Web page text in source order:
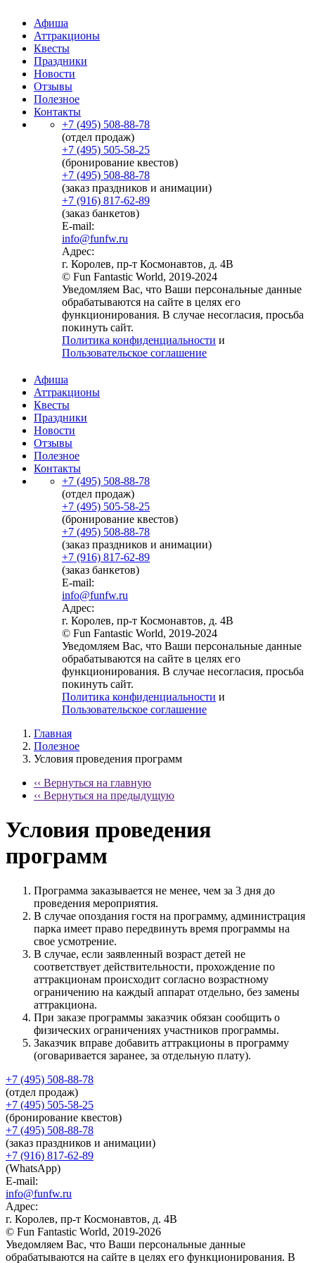
Афиша
Аттракционы
Квесты
Праздники
Новости
Отзывы
Полезное
Контакты
+7 (495) 508-88-78
(отдел продаж)
+7 (495) 505-58-25
(бронирование квестов)
+7 (495) 508-88-78
(заказ праздников и анимации)
+7 (916) 817-62-89
(заказ банкетов)
E-mail:
info@funfw.ru
Адрес:
г. Королев, пр-т Космонавтов, д. 4В
© Fun Fantastic World, 2019-2024
Уведомляем Вас, что Ваши персональные данные
обрабатываются на сайте в целях его
функционирования. В случае несогласия, просьба
покинуть сайт.
Политика конфиденциальности и
Пользовательское соглашение
Афиша
Аттракционы
Квесты
Праздники
Новости
Отзывы
Полезное
Контакты
+7 (495) 508-88-78
(отдел продаж)
+7 (495) 505-58-25
(бронирование квестов)
+7 (495) 508-88-78
(заказ праздников и анимации)
+7 (916) 817-62-89
(заказ банкетов)
E-mail:
info@funfw.ru
Адрес:
г. Королев, пр-т Космонавтов, д. 4В
© Fun Fantastic World, 2019-2024
Уведомляем Вас, что Ваши персональные данные
обрабатываются на сайте в целях его
функционирования. В случае несогласия, просьба
покинуть сайт.
Политика конфиденциальности и
Пользовательское соглашение
Главная
Полезное
Условия проведения программ
‹‹ Вернуться на главную
‹‹ Вернуться на предыдущую
Условия проведения
программ
Программа заказывается не менее, чем за 3 дня до
проведения мероприятия.
В случае опоздания гостя на программу, администрация
парка имеет право передвинуть время программы на
свое усмотрение.
В случае, если заявленный возраст детей не
соответствует действительности, прохождение по
аттракционам происходит согласно возрастному
ограничению на каждый аппарат отдельно, без замены
аттракциона.
При заказе программы заказчик обязан сообщить о
физических ограничениях участников программы.
Заказчик вправе добавить аттракционы в программу
(оговаривается заранее, за отдельную плату).
+7 (495) 508-88-78
(отдел продаж)
+7 (495) 505-58-25
(бронирование квестов)
+7 (495) 508-88-78
(заказ праздников и анимации)
+7 (916) 817-62-89
(WhatsApp)
E-mail:
info@funfw.ru
Адрес:
г. Королев, пр-т Космонавтов, д. 4В
© Fun Fantastic World, 2019-2026
Уведомляем Вас, что Ваши персональные данные
обрабатываются на сайте в целях его функционирования. В